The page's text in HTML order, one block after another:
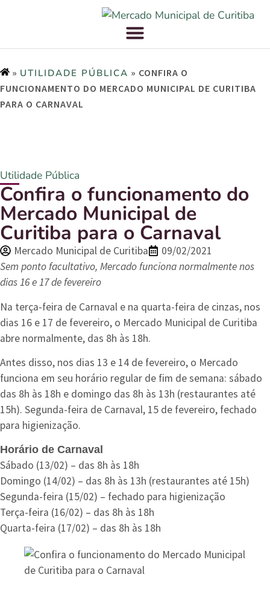
» UTILIDADE PÚBLICA » CONFIRA O
FUNCIONAMENTO DO MERCADO MUNICIPAL DE CURITIBA
PARA O CARNAVAL
Utilidade Pública
Confira o funcionamento do
Mercado Municipal de
Curitiba para o Carnaval
Mercado Municipal de Curitiba
09/02/2021
Sem ponto facultativo, Mercado funciona normalmente nos
dias 16 e 17 de fevereiro
Na terça-feira de Carnaval e na quarta-feira de cinzas, nos
dias 16 e 17 de fevereiro, o Mercado Municipal de Curitiba
abre normalmente, das 8h às 18h.
Antes disso, nos dias 13 e 14 de fevereiro, o Mercado
funciona em seu horário regular de fim de semana: sábado
das 8h às 18h e domingo das 8h às 13h (restaurantes até
15h). Segunda-feira de Carnaval, 15 de fevereiro, fechado
para higienização.
Horário de Carnaval
Sábado (13/02) – das 8h às 18h
Domingo (14/02) – das 8h às 13h (restaurantes até 15h)
Segunda-feira (15/02) – fechado para higienização
Terça-feira (16/02) – das 8h às 18h
Quarta-feira (17/02) – das 8h às 18h